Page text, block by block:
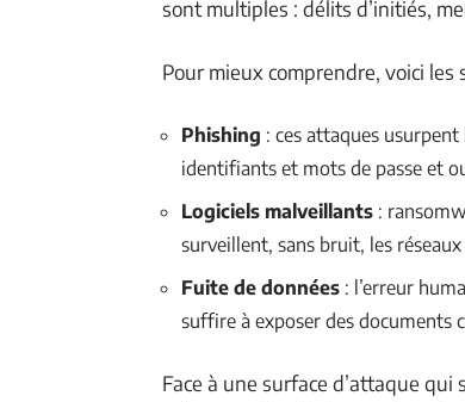
sont multiples : délits d’initiés,
Pour mieux comprendre, voici
Phishing : ces attaques
identifiants et mots de passe et
Logiciels malveillants :
surveillent, sans bruit, les
Fuite de données : l’erreur
suffire à exposer des documents
Face à une surface d’attaque